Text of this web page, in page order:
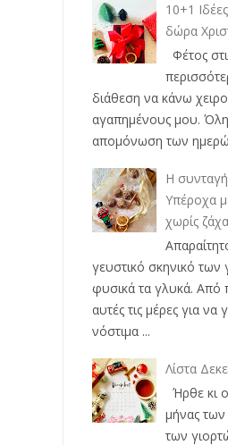
10+1
δώρα
Φέτος
διάθεση να κάνω
αγαπημένους μου.
απομόνωση των
Η
Υπέροχα
χωρίς
γευστικό σκηνικό των
φυσικά τα γλυκά. Από
αυτές τις μέρες για
νόστιμα ...
Λίστα
Ήρθε κι
μήνας
των